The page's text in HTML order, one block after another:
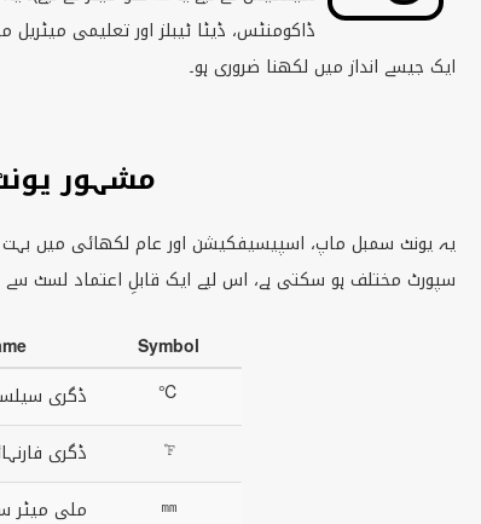
ڈاکومنٹس، ڈیٹا ٹیبلز اور تعلیمی
ایک جیسے انداز میں لکھنا ضروری ہو۔
مشہور
یہ یونٹ سمبل ماپ، اسپیسیفکیشن اور عام لکھائی میں بہت
سپورٹ مختلف ہو سکتی ہے، اس لیے ایک قابلِ اعتماد لسٹ سے
Symbol
℃
ڈگری
℉ ڈگری
㎜ ملی میٹر